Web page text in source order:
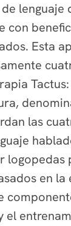
lenguaje
con
Esta
Tactus:
las
logopedas
en la
el